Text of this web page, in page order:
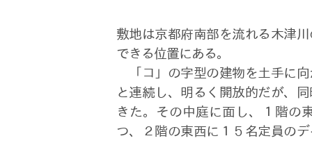
敷地は京都府南部を流れる木津
できる位置にある。
「コ」の字型の建物を土手に向
と連続し、明るく開放的だが、
きた。その中庭に面し、１階の
つ、２階の東西に１５名定員の